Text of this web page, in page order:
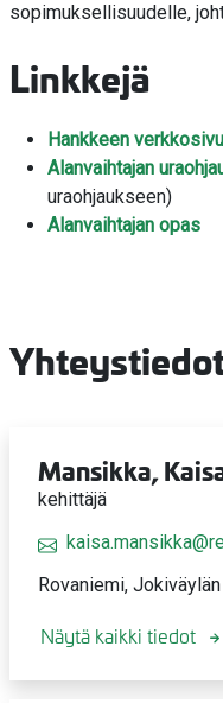
sopimuksellisuudelle,
Linkkejä
Hankkeen verkkosivu
Alanvaihtajan
uraohjaukseen)
Alanvaihtajan opas
Mansikka,
kehittäjä
Rovaniemi,
Näytä kaikki tiedot